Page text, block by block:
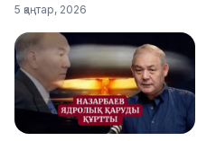
5 қаңтар, 2026